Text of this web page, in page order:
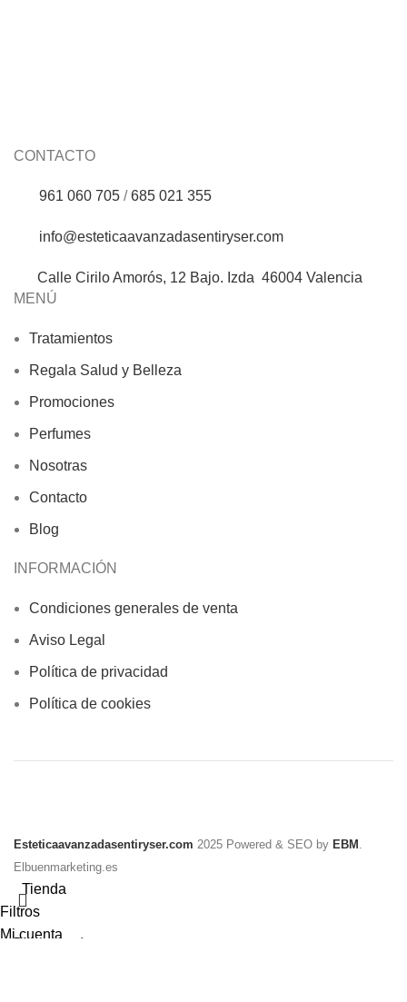
CONTACTO
961 060 705 /685 021 355
info@esteticaavanzadasentiryser.com
Calle Cirilo Amorós, 12 Bajo. Izda 46004 Valencia
MENÚ
Tratamientos
Regala Salud y Belleza
Promociones
Perfumes
Nosotras
Contacto
Blog
INFORMACIÓN
Condiciones generales de venta
Aviso Legal
Política de privacidad
Política de cookies
Esteticaavanzadasentiryser.com 2025 Powered & SEO by EBM
Elbuenmarketing.es
Tienda
Filtros
Mi cuenta